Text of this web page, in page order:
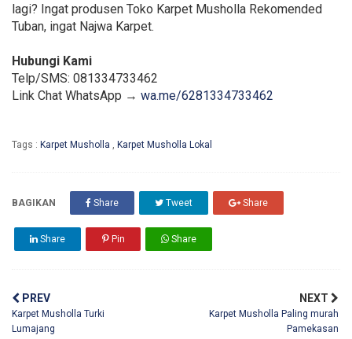
lagi? Ingat produsen Toko Karpet Musholla Rekomended
Tuban, ingat Najwa Karpet.
Hubungi Kami
Telp/SMS: 081334733462
Link Chat WhatsApp → wa.me/6281334733462
Tags : Karpet Musholla Karpet Musholla Lokal
BAGIKAN Share Tweet Share
Share Pin Share
PREV
Karpet Musholla Turki
Lumajang
NEXT
Karpet Musholla Paling murah
Pamekasan